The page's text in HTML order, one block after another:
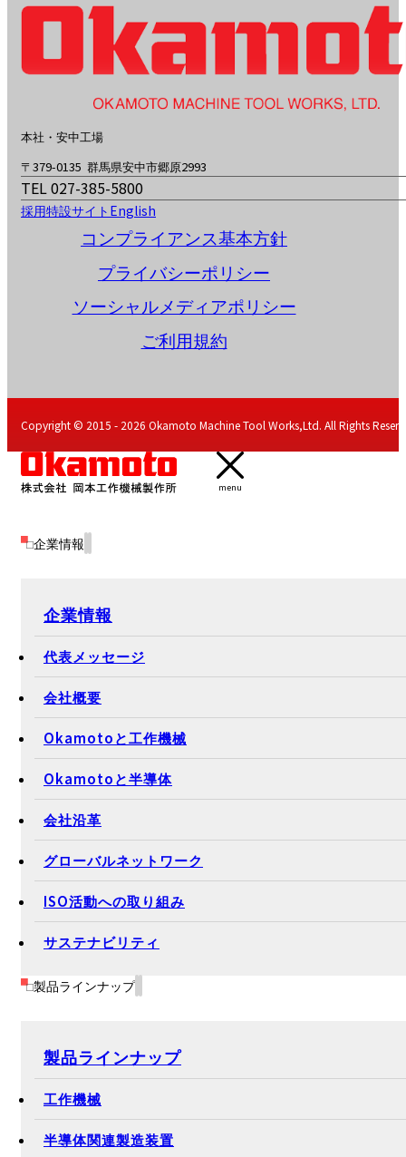
本社・安中工場
〒379-0135 群馬県安中市郷原2993
TEL 027-385-5800
採用特設サイト English
コンプライアンス基本方針
プライバシーポリシー
ソーシャルメディアポリシー
ご利用規約
Copyright © 2015 - 2026 Okamoto Machine Tool Works,Ltd. All Rights
menu
企業情報
企業情報
代表メッセージ
会社概要
Okamotoと工作機械
Okamotoと半導体
会社沿革
グローバルネットワーク
ISO活動への取り組み
サステナビリティ
製品ラインナップ
製品ラインナップ
工作機械
半導体関連製造装置